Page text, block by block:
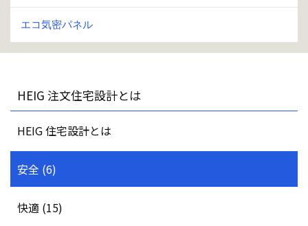
エコ気密パネル
HEIG 注文住宅設計とは
HEIG 住宅設計とは
安全 (6)
快適 (15)